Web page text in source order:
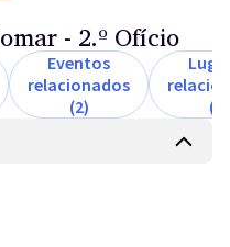
- 2.º Ofício
Eventos
relacionados
(2)
(1)